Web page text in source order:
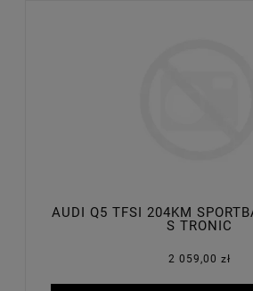
AUDI Q5 TFSI 204KM
S TRONIC
2 059,00 zł